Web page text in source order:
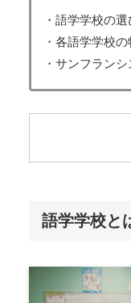
・語学学校の
・各語学学校
・サンフラン
語学学校と